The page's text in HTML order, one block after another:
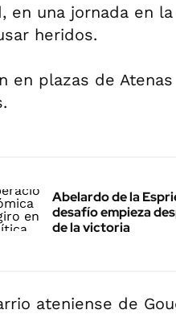
en una jornada en
heridos.
en plazas de Atenas
Abelardo de la
desafío empieza
de la victoria
ateniense de